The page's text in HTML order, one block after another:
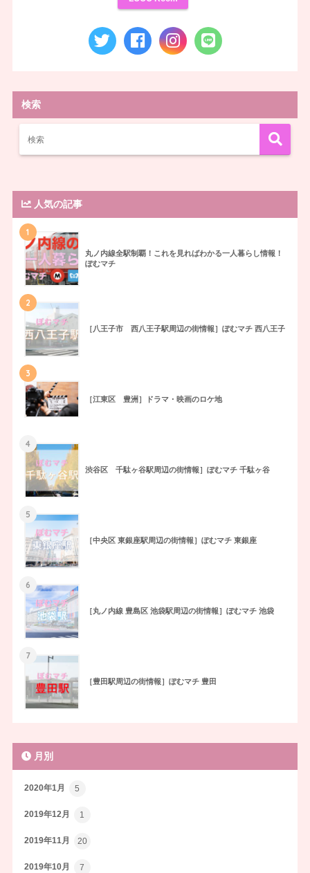
検索
人気の記事
1
丸ノ内線全駅制覇！これを見ればわかる一人暮らし情報！
ぽむマチ
2
［八王子市 西八王子駅周辺の街情報］ぽむマチ 西八王子
3
［江東区 豊洲］ドラマ・映画のロケ地
4
渋谷区 千駄ヶ谷駅周辺の街情報］ぽむマチ 千駄ヶ谷
5
［中央区 東銀座駅周辺の街情報］ぽむマチ 東銀座
6
［丸ノ内線 豊島区 池袋駅周辺の街情報］ぽむマチ 池袋
7
［豊田駅周辺の街情報］ぽむマチ 豊田
月別
2020年1月 5
2019年12月 1
2019年11月 20
2019年10月 7